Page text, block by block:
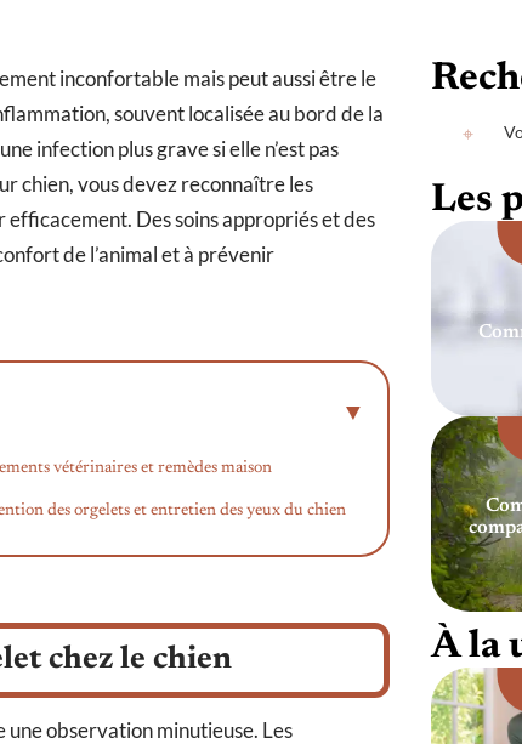
inconfortable mais peut aussi être le
souvent localisée au bord de la
infection plus grave si elle n’est pas
chien, vous devez reconnaître les
Des soins appropriés et des
de l’animal et à prévenir
vétérinaires et remèdes maison
des orgelets et entretien des yeux du chien
chez le chien
une observation minutieuse. Les
Les
À la